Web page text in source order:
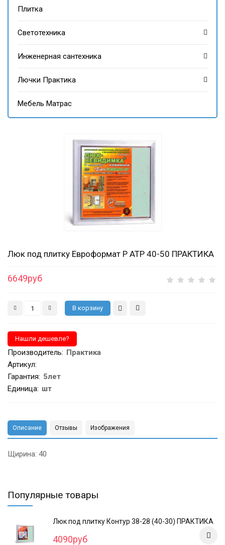
Плитка
Светотехника
Инженерная сантехника
Лючки Практика
Мебель Матрас
Люк под плитку Евроформат Р АТР 40-50 ПРАКТИКА
6649руб
Производитель: Практика
Артикул:
Гарантия: 5лет
Единица: шт
Описание Отзывы Изображения
Щирина: 40
Популярные товары
Люк под плитку Контур 38-28 (40-30) ПРАКТИКА
4090руб